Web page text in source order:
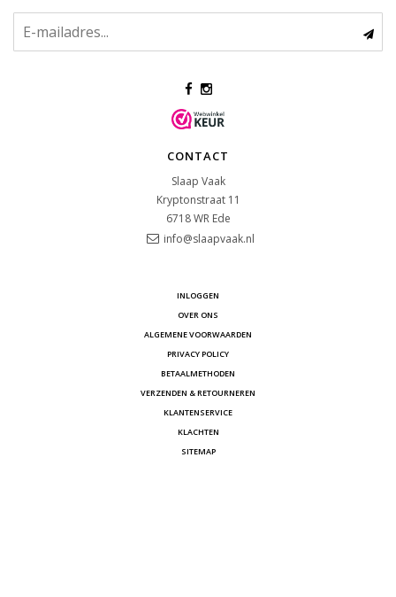
CONTACT
Slaap Vaak
Kryptonstraat 11
6718 WR Ede
info@slaapvaak.nl
INLOGGEN
OVER ONS
ALGEMENE VOORWAARDEN
PRIVACY POLICY
BETAALMETHODEN
VERZENDEN & RETOURNEREN
KLANTENSERVICE
KLACHTEN
SITEMAP